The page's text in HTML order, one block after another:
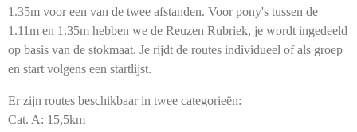
1.35m voor een van de twee afstanden. Voor pony's tussen de
1.11m en 1.35m hebben we de Reuzen Rubriek, je wordt ingedeeld
op basis van de stokmaat. Je rijdt de routes individueel of als groep
en start volgens een startlijst.
Er zijn routes beschikbaar in twee categorieën:
Cat. A: 15,5km